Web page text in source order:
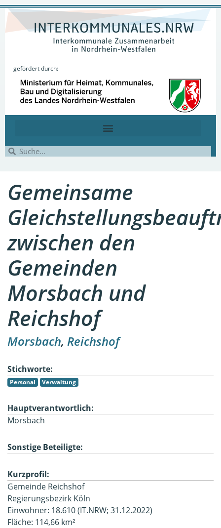
gefördert durch:
Gemeinsame
zwischen den
Gemeinden
Morsbach und
Reichshof
Morsbach, Reichshof
Stichworte:
Personal Verwaltung
Hauptverantwortlich:
Morsbach
Sonstige Beteiligte:
Kurzprofil:
Gemeinde Reichshof
Regierungsbezirk Köln
Einwohner: 18.610 (IT.NRW; 31.12.2022)
Fläche: 114,66 km²